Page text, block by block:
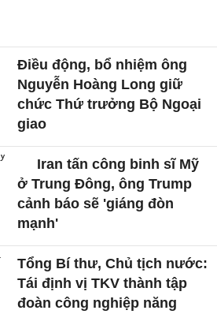
Điều động, bổ nhiệm ông
Nguyễn Hoàng Long giữ
chức Thứ trưởng Bộ Ngoại
giao
Iran tấn công binh sĩ Mỹ
ở Trung Đông, ông Trump
cảnh báo sẽ 'giáng đòn
mạnh'
Tổng Bí thư, Chủ tịch nước:
Tái định vị TKV thành tập
đoàn công nghiệp năng